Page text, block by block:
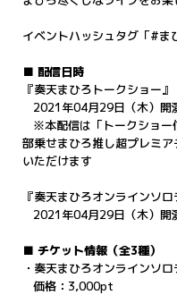
イベントハッシュタグ「#ま
■ 配信日時
『奏天まひろトークショー』
2021年04月29日（木）開
※本配信は「トークショー
部乗せまひろ推し超プレミ
いただけます
『奏天まひろオンラインソ
2021年04月29日（木）開
■ チケット情報（全3種）
・奏天まひろオンラインソ
価格：3,000pt